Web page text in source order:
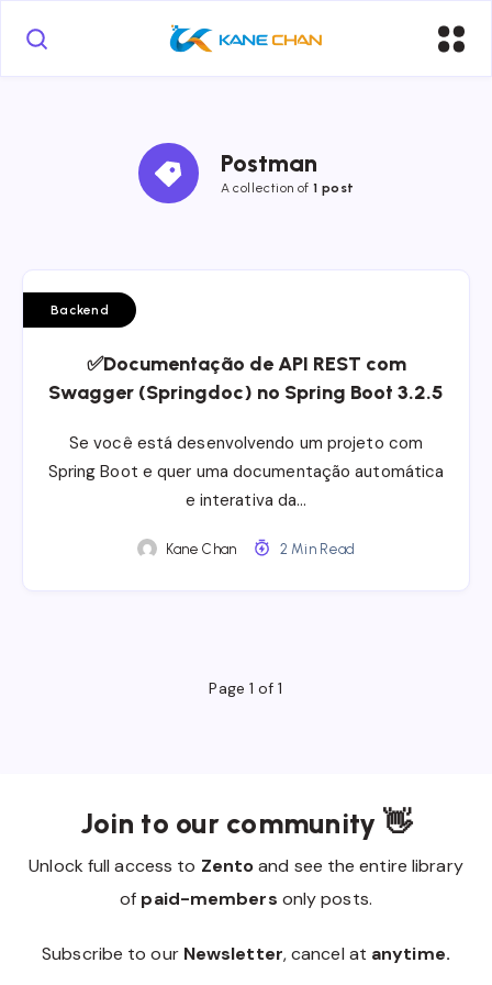
Postman
A collection of 1 post
Backend
✅Documentação de API REST com
Swagger (Springdoc) no Spring Boot 3.2.5
Se você está desenvolvendo um projeto com
Spring Boot e quer uma documentação automática
e interativa da…
Kane Chan 2 Min Read
Page 1 of 1
Join to our community 👋
Unlock full access to Zentoand see the entire library
of paid-members only posts.
Subscribe to our Newsletter, cancel at anytime.